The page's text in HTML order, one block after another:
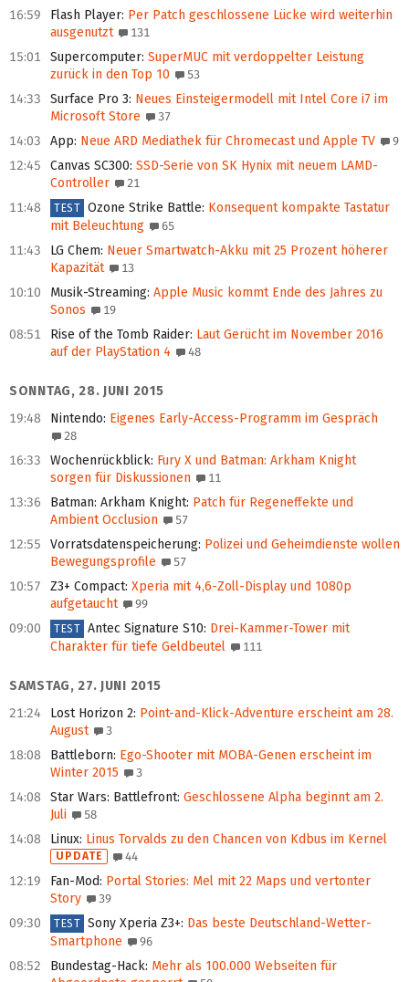
16:59 Flash Player: Per Patch geschlossene Lücke wird weiterhin
ausgenutzt
131
15:01 Supercomputer: SuperMUC mit verdoppelter Leistung
zurück in den Top 10
53
14:33 Surface Pro 3: Neues Einsteigermodell mit Intel Core i7 im
Microsoft Store
37
14:03 App: Neue ARD Mediathek für Chromecast und Apple TV 9
12:45 Canvas SC300: SSD-Serie von SK Hynix mit neuem LAMD-
Controller
21
11:48 TEST Ozone Strike Battle: Konsequent kompakte Tastatur
mit Beleuchtung
65
11:43 LG Chem: Neuer Smartwatch-Akku mit 25 Prozent höherer
Kapazität
13
10:10 Musik-Streaming: Apple Music kommt Ende des Jahres zu
Sonos
19
08:51 Rise of the Tomb Raider: Laut Gerücht im November 2016
auf der PlayStation 4
48
SONNTAG, 28. JUNI 2015
19:48
Nintendo: Eigenes Early-Access-Programm im Gespräch
28
16:33 Wochenrückblick: Fury X und Batman: Arkham Knight
sorgen für Diskussionen
11
13:36 Batman: Arkham Knight: Patch für Regeneffekte und
Ambient Occlusion
57
12:55 Vorratsdatenspeicherung: Polizei und Geheimdienste wollen
Bewegungsprofile
57
10:57 Z3+ Compact: Xperia mit 4,6-Zoll-Display und 1080p
aufgetaucht
99
09:00 TEST Antec Signature S10: Drei-Kammer-Tower mit
Charakter für tiefe Geldbeutel
111
SAMSTAG, 27. JUNI 2015
21:24
Lost Horizon 2: Point-and-Klick-Adventure erscheint am 28.
August
3
18:08 Battleborn: Ego-Shooter mit MOBA-Genen erscheint im
Winter 2015
3
14:08 Star Wars: Battlefront: Geschlossene Alpha beginnt am 2.
Juli
58
14:08 Linux: Linus Torvalds zu den Chancen von Kdbus im Kernel
UPDATE 44
12:19 Fan-Mod: Portal Stories: Mel mit 22 Maps und vertonter
Story
39
09:30 TEST Sony Xperia Z3+: Das beste Deutschland-Wetter-
Smartphone
96
08:52 Bundestag-Hack: Mehr als 100.000 Webseiten für